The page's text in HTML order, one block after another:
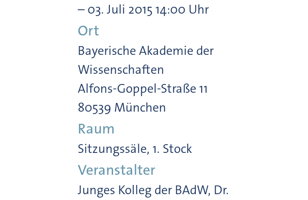
– 03. Juli 2015 14:00 Uhr
Ort
Bayerische Akademie der
Wissenschaften
Alfons-Goppel-Straße 11
80539 München
Raum
Sitzungssäle, 1. Stock
Veranstalter
Junges Kolleg der BAdW, Dr.